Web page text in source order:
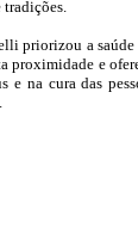
tradições.
priorizou a saúde
proximidade e
e na cura das